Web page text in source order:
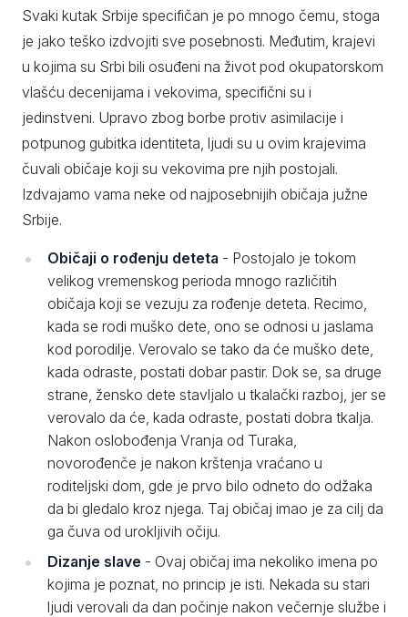
Svaki kutak Srbije specifičan je po mnogo čemu, stoga
je jako teško izdvojiti sve posebnosti. Međutim, krajevi
u kojima su Srbi bili osuđeni na život pod okupatorskom
vlašću decenijama i vekovima, specifični su i
jedinstveni. Upravo zbog borbe protiv asimilacije i
potpunog gubitka identiteta, ljudi su u ovim krajevima
čuvali običaje koji su vekovima pre njih postojali.
Izdvajamo vama neke od najposebnijih običaja južne
Srbije.
Običaji o rođenju deteta - Postojalo je tokom
velikog vremenskog perioda mnogo različitih
običaja koji se vezuju za rođenje deteta. Recimo,
kada se rodi muško dete, ono se odnosi u jaslama
kod porodilje. Verovalo se tako da će muško dete,
kada odraste, postati dobar pastir. Dok se, sa druge
strane, žensko dete stavljalo u tkalački razboj, jer se
verovalo da će, kada odraste, postati dobra tkalja.
Nakon oslobođenja Vranja od Turaka,
novorođenče je nakon krštenja vraćano u
roditeljski dom, gde je prvo bilo odneto do odžaka
da bi gledalo kroz njega. Taj običaj imao je za cilj da
ga čuva od urokljivih očiju.
Dizanje slave - Ovaj običaj ima nekoliko imena po
kojima je poznat, no princip je isti. Nekada su stari
ljudi verovali da dan počinje nakon večernje službe i